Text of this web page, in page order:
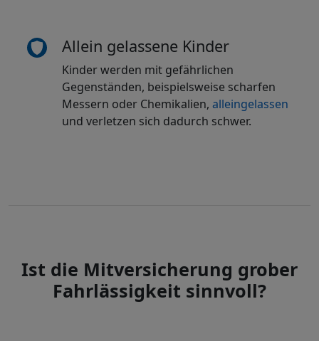
Allein gelassene Kinder
Kinder werden mit gefährlichen
Gegenständen, beispielsweise scharfen
Messern oder Chemikalien, alleingelassen
und verletzen sich dadurch schwer.
Ist die Mitversicherung grober
Fahrlässigkeit sinnvoll?